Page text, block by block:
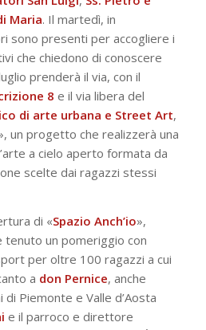
Maria. Il martedì, in
sono presenti per accogliere i
che chiedono di conoscere
prenderà il via, con il
8 e il via libera del
di arte urbana e Street Art,
un progetto che realizzerà una
a cielo aperto formata da
scelte dai ragazzi stessi
di «Spazio Anch’io»,
tenuto un pomeriggio con
per oltre 100 ragazzi a cui
a don Pernice, anche
Piemonte e Valle d’Aosta
e il parroco e direttore